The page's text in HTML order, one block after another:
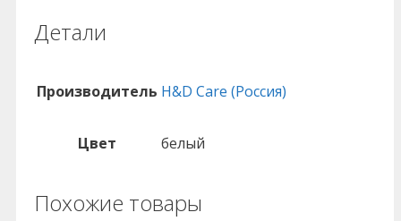
Детали
Производитель H&D Care (Россия)
Цвет белый
Похожие товары